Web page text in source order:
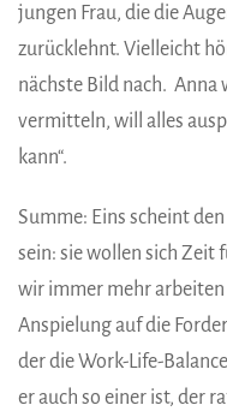
jungen Frau, die die
zurücklehnt. Vielleicht
nächste Bild nach. Anna
vermitteln, will alles
kann“.
Summe: Eins scheint
sein: sie wollen sich Zeit
wir immer mehr arbeiten
Anspielung auf die
der die Work-Life-
er auch so einer ist, der